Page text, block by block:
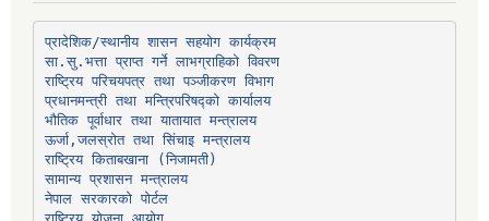
प्रादेशिक/स्थानीय शासन सहयोग कार्यक्रम
सा.सु.भत्ता प्राप्त गर्ने लाभग्राहिको विवरण
राष्ट्रिय परिचयपत्र तथा पञ्‍जीकरण विभाग
प्रधानमन्त्री तथा मन्त्रिपरिषद्को कार्यालय
भौतिक पूर्वाधार तथा यातायात मन्त्रालय
ऊर्जा,जलस्रोत तथा सिंचाइ मन्त्रालय
सामान्य प्रशासन मन्त्रालय
नेपाल सरकारको पोर्टल